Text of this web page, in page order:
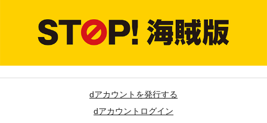
dアカウントを発行する
dアカウントログイン